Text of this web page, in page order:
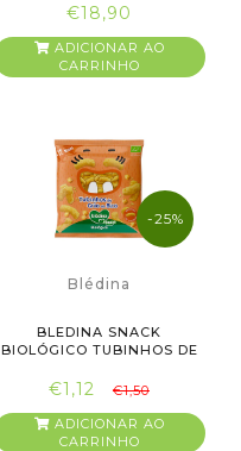
€18,90
ADICIONAR AO
CARRINHO
-25%
Blédina
BLEDINA SNACK
BIOLÓGICO TUBINHOS DE
€1,12
€1,50
ADICIONAR AO
CARRINHO